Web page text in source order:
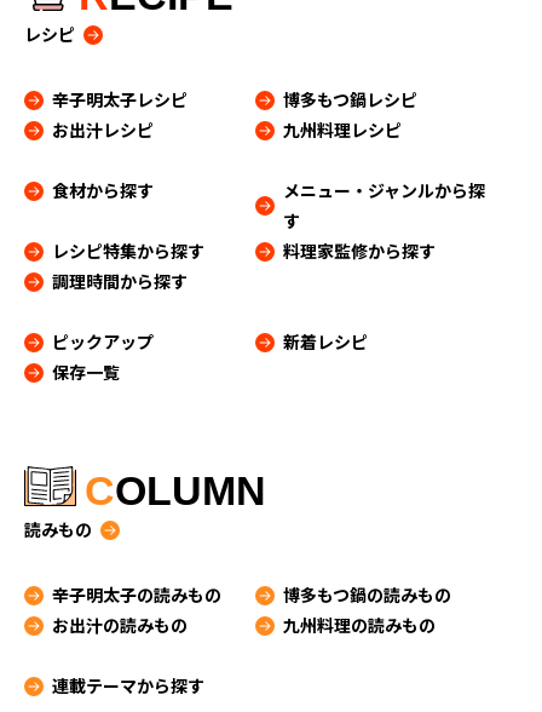
レシピ
辛子明太子レシピ
博多もつ鍋レシピ
お出汁レシピ
九州料理レシピ
食材から探す
メニュー・ジャンルから探
す
レシピ特集から探す
料理家監修から探す
調理時間から探す
ピックアップ
新着レシピ
保存一覧
COLUMN
読みもの
辛子明太子の読みもの
博多もつ鍋の読みもの
お出汁の読みもの
九州料理の読みもの
連載テーマから探す